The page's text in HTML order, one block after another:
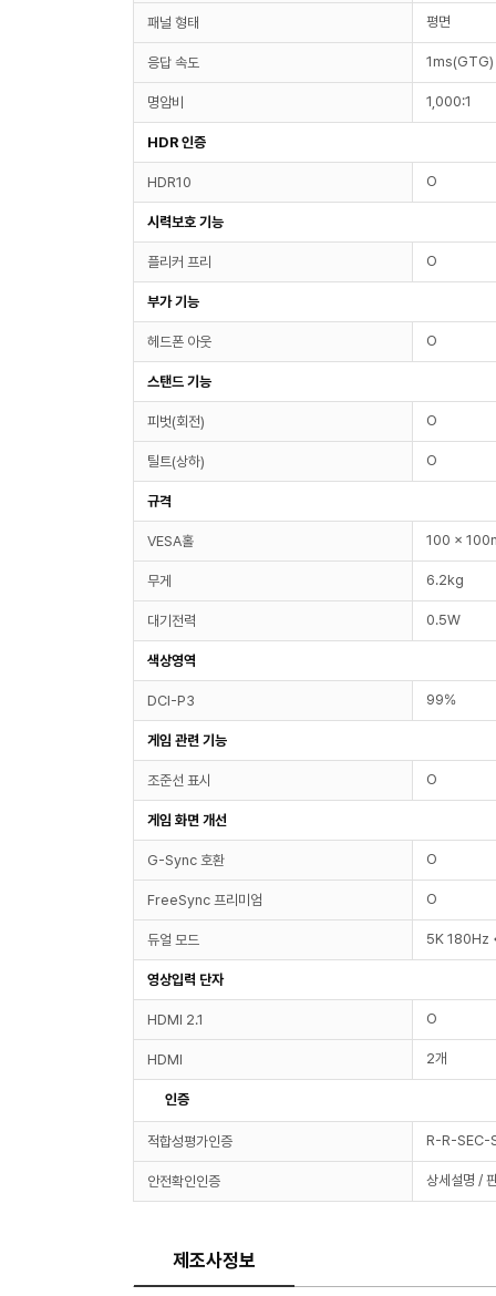
패널 형태 평면
응답 속도 1ms(GTG)
명암비 1,000:1
HDR 인증
HDR10 O
시력보호 기능
플리커 프리 O
부가 기능
헤드폰 아웃 O
스탠드 기능
피벗(회전) O
틸트(상하) O
규격
VESA홀 100 x
무게 6.2kg
대기전력 0.5W
색상영역
DCI-P3 99%
게임 관련 기능
조준선 표시 O
게임 화면 개선
G-Sync 호환 O
FreeSync 프리미엄 O
듀얼 모드 5K
영상입력 단자
HDMI 2.1 O
HDMI 2개
인증
적합성평가인증 R-R-
안전확인인증 상세설명 /
제조사정보